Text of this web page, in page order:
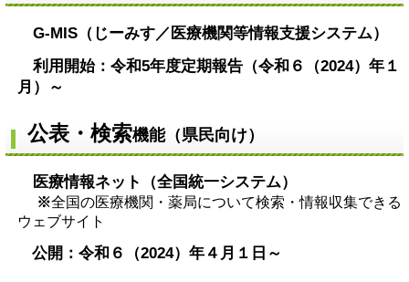
G-MIS（じーみす／医療機関等情報支援システム）
利用開始：令和5年度定期報告（令和６（2024）年１
月）～
公表・検索機能（県民向け）
医療情報ネット（全国統一システム）
※全国の医療機関・薬局について検索・情報収集できる
ウェブサイト​
公開：令和６（2024）年４月１日～